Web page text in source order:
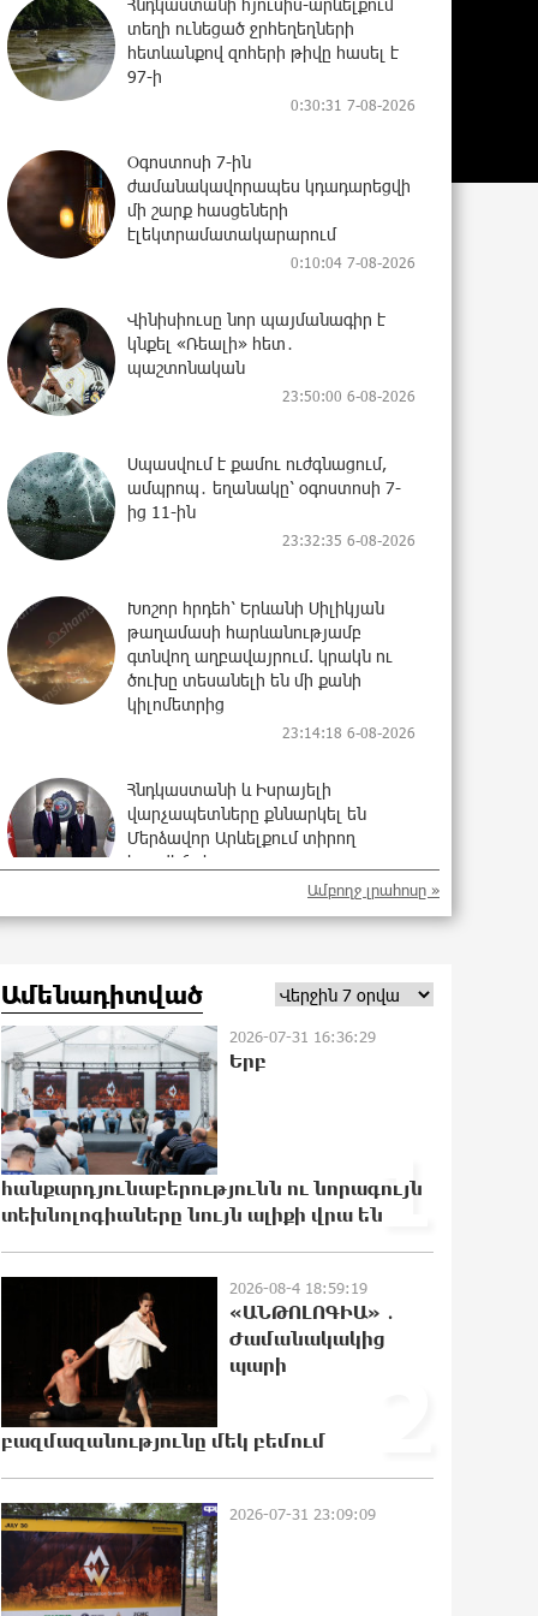
Հնդկաստանի հյուսիս-արևելքում
տեղի ունեցած ջրհեղեղների
հետևանքով զոհերի թիվը հասել է
97-ի
0:30:31 7-08-2026
Օգոստոսի 7-ին
ժամանակավորապես կդադարեցվի
մի շարք հասցեների
էլեկտրամատակարարում
0:10:04 7-08-2026
Վինիսիուսը նոր պայմանագիր է
կնքել «Ռեալի» հետ․
պաշտոնական
23:50:00 6-08-2026
Սպասվում է քամու ուժգնացում,
ամպրոպ․ եղանակը՝ օգոստոսի 7-
ից 11-ին
23:32:35 6-08-2026
Խոշոր հրդեհ՝ Երևանի Սիլիկյան
թաղամասի հարևանությամբ
գտնվող աղբավայրում. կրակն ու
ծուխը տեսանելի են մի քանի
կիլոմետրից
23:14:18 6-08-2026
Հնդկաստանի և Իսրայելի
վարչապետները քննարկել են
Մերձավոր Արևելքում տիրող
իրավիճակը
22:55:16 6-08-2026
հերթական ծառն է տապալվել
Իրանը և Օմանը պլանավորում են
փոխել Հորմուզի նեղուցի
նավագնացության կառուցվածքը
Սյունե Քոսակյանը հաղթահարել
են Արարատի գագաթը
22:00:57 6-08-2026
Վթար Լոռու մարզում․
փրկարարները վարորդին դուրս են
բերել արգելափակումից
Երևանում երթուղիների
փոփոխություն կլինի
Ամբողջ լրահոսը »
Ամենադիտված
1
2026-07-31 16:36:29
Երբ
հանքարդյունաբերությունն ու նորագույն
տեխնոլոգիաները նույն ալիքի վրա են
2026-08-4 18:59:19
«ԱՆԹՈԼՈԳԻԱ» ․
Ժամանակակից
պարի
բազմազանությունը մեկ բեմում
2026-07-31 23:09:09